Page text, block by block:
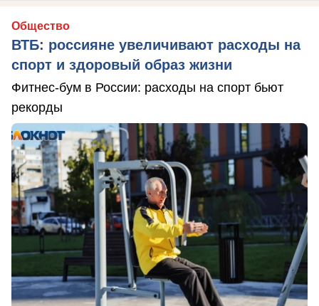
Общество
ВТБ: россияне увеличивают расходы на
спорт и здоровый образ жизни
Фитнес-бум в России: расходы на спорт бьют
рекорды